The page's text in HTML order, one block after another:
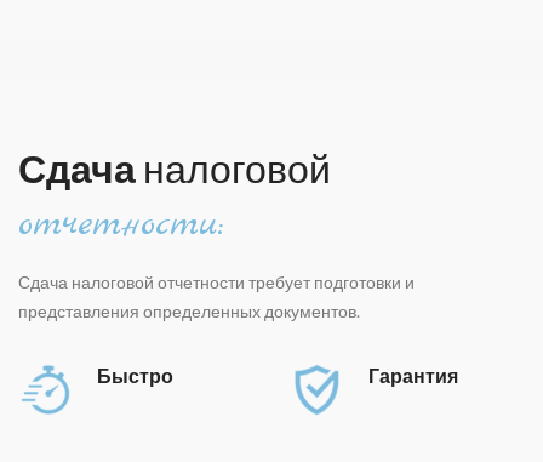
Сдача налоговой
отчетности:
Сдача налоговой отчетности требует подготовки и
представления определенных документов.
Быстро Гарантия